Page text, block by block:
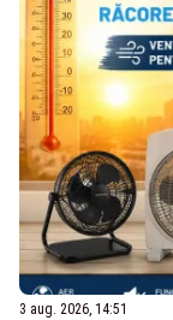
3 aug. 2026, 14:51